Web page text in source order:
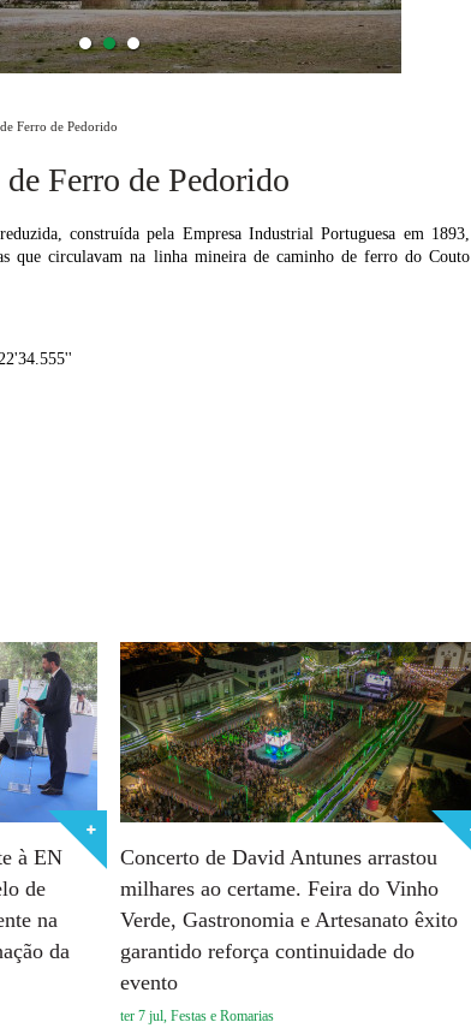
Ferro de Pedorido
Ferro de Pedorido
construída pela Empresa Industrial Portuguesa em 1893,
que circulavam na linha mineira de caminho de ferro do Couto
à EN
de
na
da
Concerto de David Antunes arrastou
milhares ao certame. Feira do Vinho
Verde, Gastronomia e Artesanato êxito
garantido reforça continuidade do
evento
ter 7 jul, Festas e Romarias